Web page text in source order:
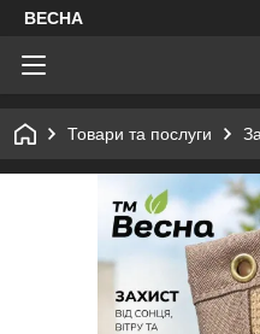
ВЕСНА
Товари та послуги